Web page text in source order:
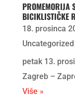
PROMEMORIJA
BICIKLISTIČKE
18. prosinca
Uncategorized
petak 13.
Zagreb –
Više »